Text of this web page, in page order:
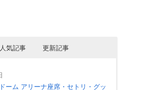
人気記事 更新記事
ーム アリーナ座席・セトリ・グッ